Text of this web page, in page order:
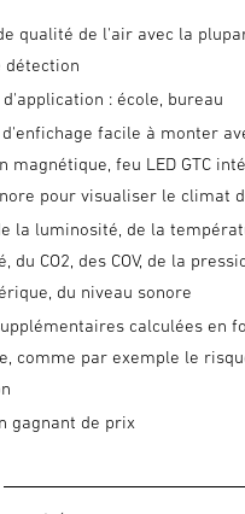
qualité de l'air avec la
détection
d'application : école, bureau
facile à monter
magnétique, feu LED GTC
pour visualiser le climat
la luminosité, de la
du CO2, des COV, de la
du niveau sonore
calculées en
comme par exemple le
gagnant de prix